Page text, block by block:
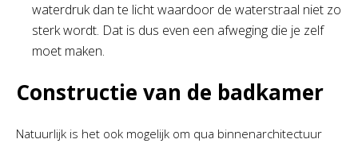
waterdruk dan te licht waardoor de waterstraal niet zo
sterk wordt. Dat is dus even een afweging die je zelf
moet maken.
Constructie van de badkamer
Natuurlijk is het ook mogelijk om qua binnenarchitectuur